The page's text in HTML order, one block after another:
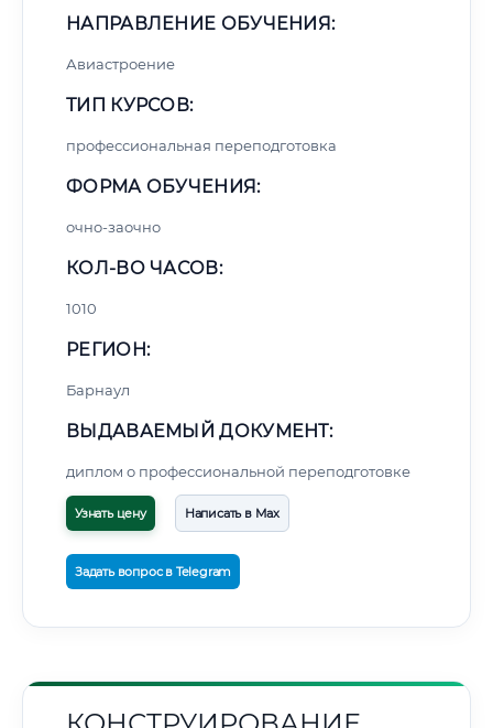
НАПРАВЛЕНИЕ ОБУЧЕНИЯ:
Авиастроение
ТИП КУРСОВ:
профессиональная переподготовка
ФОРМА ОБУЧЕНИЯ:
очно-заочно
КОЛ-ВО ЧАСОВ:
1010
РЕГИОН:
Барнаул
ВЫДАВАЕМЫЙ ДОКУМЕНТ:
диплом о профессиональной переподготовке
Узнать цену Написать в Max
Задать вопрос в Telegram